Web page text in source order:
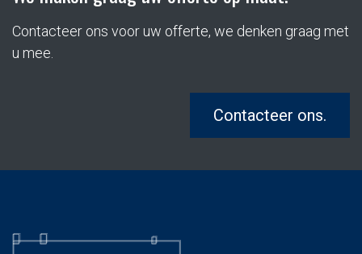
Contacteer ons voor uw offerte, we denken graag met
u mee.
Contacteer ons.